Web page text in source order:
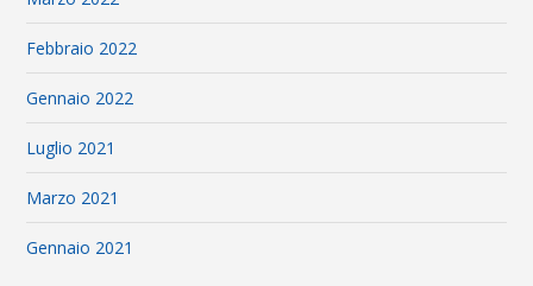
Febbraio 2022
Gennaio 2022
Luglio 2021
Marzo 2021
Gennaio 2021